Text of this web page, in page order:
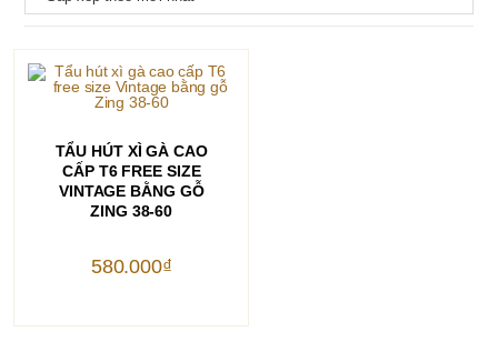
THÊM VÀO GIỎ HÀNG
TẨU HÚT XÌ GÀ CAO
CẤP T6 FREE SIZE
VINTAGE BẰNG GỖ
ZING 38-60
580.000₫